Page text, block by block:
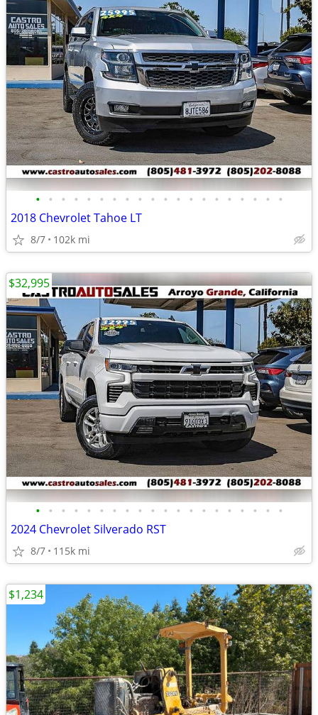
• • • • • • • • • • • • • • • • • • • •
2018 Chevrolet Tahoe LT
8/7 102k mi
• • • • • • • • • • • • • • • • • • • •
2024 Chevrolet Silverado RST
8/7 115k mi
$32,995
$1,234